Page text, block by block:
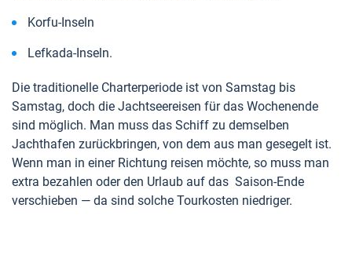
Korfu-Inseln
Lefkada-Inseln.
Die traditionelle Charterperiode ist von Samstag bis
Samstag, doch die Jachtseereisen für das Wochenende
sind möglich. Man muss das Schiff zu demselben
Jachthafen zurückbringen, von dem aus man gesegelt ist.
Wenn man in einer Richtung reisen möchte, so muss man
extra bezahlen oder den Urlaub auf das Saison-Ende
verschieben — da sind solche Tourkosten niedriger.